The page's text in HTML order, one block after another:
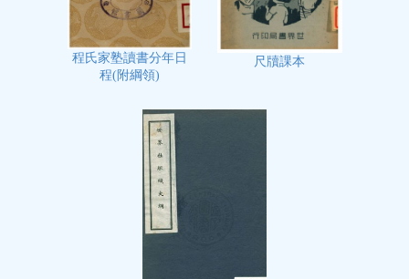
程氏家塾讀書分年日
程(附綱領)
尺牘課本